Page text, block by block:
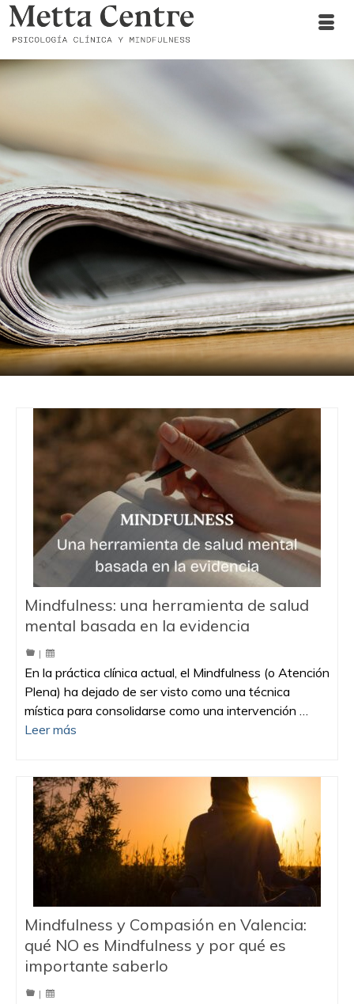
Mindfulness: una herramienta de salud
mental basada en la evidencia
|
En la práctica clínica actual, el Mindfulness (o Atención
Plena) ha dejado de ser visto como una técnica
mística para consolidarse como una intervención …
Leer más
Mindfulness y Compasión en Valencia:
qué NO es Mindfulness y por qué es
importante saberlo
|